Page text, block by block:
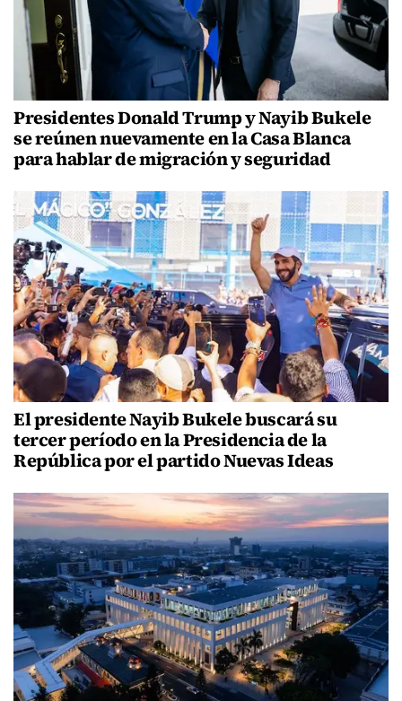
Presidentes Donald Trump y Nayib Bukele
se reúnen nuevamente en la Casa Blanca
para hablar de migración y seguridad
El presidente Nayib Bukele buscará su
tercer período en la Presidencia de la
República por el partido Nuevas Ideas